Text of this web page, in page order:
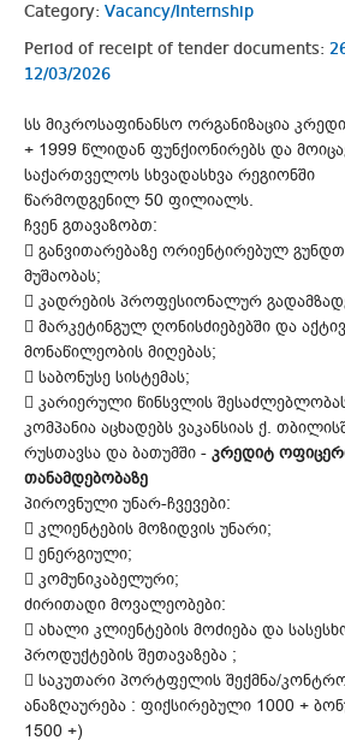
Category: Vacancy/Internship
Period of receipt of tender documents:
12/03/2026
სს მიკროსაფინანსო ორგანიზაცია
+ 1999 წლიდან ფუნქიონირებს და
საქართველოს სხვადასხვა რეგიონში
წარმოდგენილ 50 ფილიალს.
ჩვენ გთავაზობთ:
 განვითარებაზე ორიენტირებულ
მუშაობას;
 კადრების პროფესიონალურ
 მარკეტინგულ ღონისძიებებში და
მონაწილეობის მიღებას;
 საბონუსე სისტემას;
 კარიერული წინსვლის
კომპანია აცხადებს ვაკანსიას ქ.
რუსთავსა და ბათუმში - კრედიტ
თანამდებობაზე
პიროვნული უნარ-ჩვევები:
 კლიენტების მოზიდვის უნარი;
 ენერგიული;
 კომუნიკაბელური;
ძირითადი მოვალეობები:
 ახალი კლიენტების მოძიება და
პროდუქტების შეთავაზება ;
 საკუთარი პორტფელის შექმნა/
ანაზღაურება : ფიქსირებული 1000 +
1500 +)